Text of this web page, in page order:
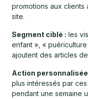
promotions aux clients
site.
Segment ciblé : les
enfant », «
ajoutent des articles
Action personnalisée
plus intéressés par
pendant une semaine